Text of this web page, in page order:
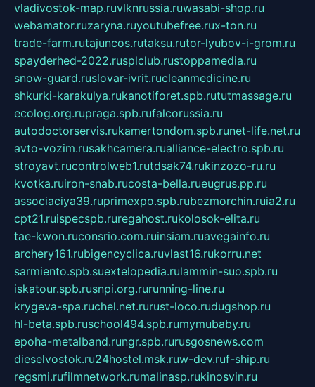
vladivostok-map.ruvlknrussia.ruwasabi-shop.ru
webamator.ruzaryna.ruyoutubefree.rux-ton.ru
trade-farm.rutajuncos.rutaksu.rutor-lyubov-i-grom.ru
spayderhed-2022.rusplclub.rustoppamedia.ru
snow-guard.ruslovar-ivrit.rucleanmedicine.ru
shkurki-karakulya.rukanotiforet.spb.rututmassage.ru
ecolog.org.rupraga.spb.rufalcorussia.ru
autodoctorservis.rukamertondom.spb.runet-life.net.ru
avto-vozim.rusakhcamera.rualliance-electro.spb.ru
stroyavt.rucontrolweb1.rutdsak74.rukinzozo-ru.ru
kvotka.ruiron-snab.rucosta-bella.rueugrus.pp.ru
associaciya39.ruprimexpo.spb.rubezmorchin.ruia2.ru
cpt21.ruispecspb.ruregahost.rukolosok-elita.ru
tae-kwon.ruconsrio.com.ruinsiam.ruavegainfo.ru
archery161.rubigencyclica.ruvlast16.rukorru.net
sarmiento.spb.suextelopedia.rulammin-suo.spb.ru
iskatour.spb.rusnpi.org.rurunning-line.ru
krygeva-spa.ruchel.net.rurust-loco.rudugshop.ru
hl-beta.spb.ruschool494.spb.rumymubaby.ru
epoha-metalband.rungr.spb.rurusgosnews.com
dieselvostok.ru24hostel.msk.ruw-dev.ruf-ship.ru
regsmi.rufilmnetwork.rumalinasp.rukinosvin.ru